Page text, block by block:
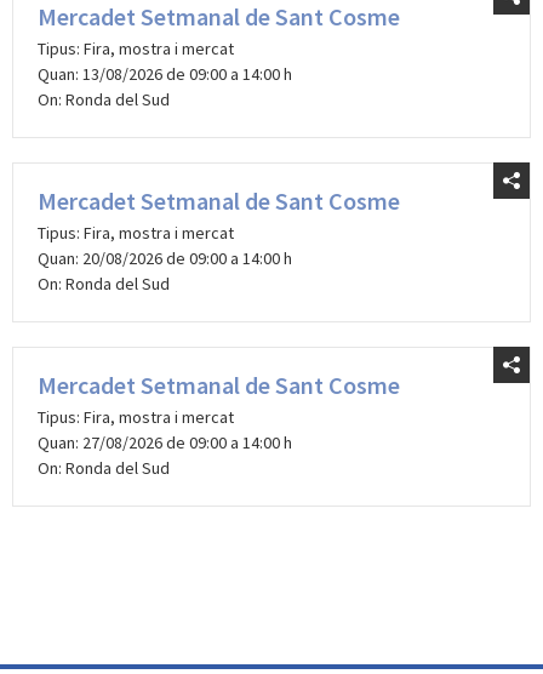
Mercadet Setmanal de Sant Cosme
Tipus: Fira, mostra i mercat
Quan: 13/08/2026 de 09:00 a 14:00 h
On: Ronda del Sud
Mercadet Setmanal de Sant Cosme
Tipus: Fira, mostra i mercat
Quan: 20/08/2026 de 09:00 a 14:00 h
On: Ronda del Sud
Mercadet Setmanal de Sant Cosme
Tipus: Fira, mostra i mercat
Quan: 27/08/2026 de 09:00 a 14:00 h
On: Ronda del Sud